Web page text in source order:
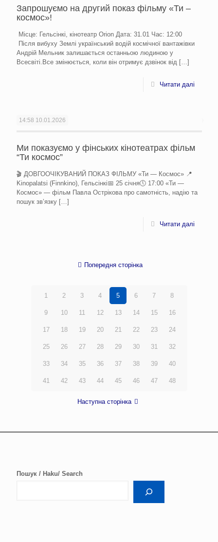
Запрошуємо на другий показ фільму «Ти –
космос»!
Місце: Гельсінкі, кінотеатр Orion Дата: 31.01 Час: 12:00
Після вибуху Землі український водій космічної вантажівки
Андрій Мельник залишається останньою людиною у
Всесвіті.Все змінюється, коли він отримує дзвінок від[…]
Читати далі
14:58 10.01.2026
Ми показуємо у фінських кінотеатрах фільм
“Ти космос”
🎬 ДОВГООЧІКУВАНИЙ ПОКАЗ ФІЛЬМУ «Ти — Космос» 📍
Kinopalatsi (Finnkino), Гельсінкі📅 25 січня🕔 17:00 «Ти —
Космос» — фільм Павла Острікова про самотність, надію та
пошук зв’язку[…]
Читати далі
Попередня сторінка
1 2 3 4 5 6 7 8
9 10 11 12 13 14 15 16
17 18 19 20 21 22 23 24
25 26 27 28 29 30 31 32
33 34 35 36 37 38 39 40
41 42 43 44 45 46 47 48
Наступна сторінка
Пошук / Haku/ Search